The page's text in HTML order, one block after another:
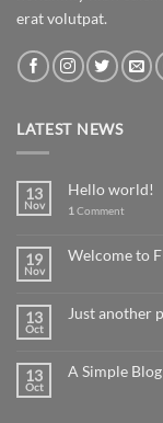
erat volutpat.
LATEST NEWS
13
Nov
Hello world!
1 Comment
19
Nov
Welcome to
13
Oct
Just another
13
Oct
A Simple